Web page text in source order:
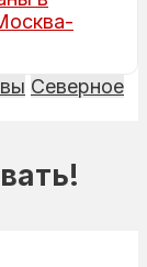
Северное